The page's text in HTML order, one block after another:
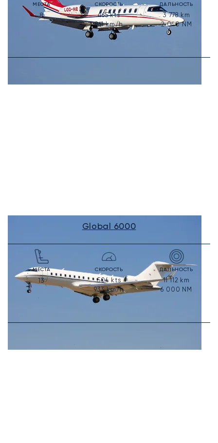
МЕСТА
8
СКОРОСТЬ
465kts
861km/h
ДАЛЬНОСТЬ
3 778km
2 040NM
Global 6000
МЕСТА
13
СКОРОСТЬ
504 kts
933km/h
ДАЛЬНОСТЬ
11 112 km
6 000 NM